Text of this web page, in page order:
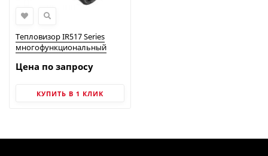
Тепловизор IR517 Series
многофункциональный
термоконтроль | Китайские
Цена по запросу
КУПИТЬ В 1 КЛИК